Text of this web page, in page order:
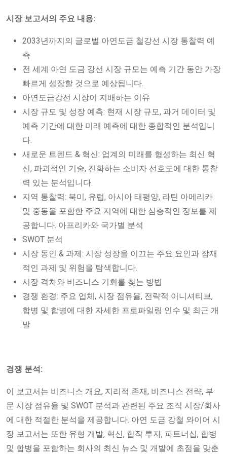
시장 보고서의 주요 내용:
2033년까지의 글로벌 아연도금 철강선 시장 통찰력 예
측
전 세계 아연 도금 강선 시장 규모는 예측 기간 동안 가장
빠르게 성장할 것으로 예상됩니다.
아연도금강선 시장이 지배하는 이유
시장 규모 및 성장 예측: 현재 시장 규모, 과거 데이터 및
예측 기간에 대한 미래 예측에 대한 종합적인 분석입니
다.
새로운 트렌드 & 혁신: 업계의 미래를 형성하는 최신 혁
신, 파괴적인 기술, 진화하는 소비자 선호도에 대한 통찰
력 있는 분석입니다.
지역 통찰력: 북미, 유럽, 아시아 태평양, 라틴 아메리카
및 중동을 포함한 주요 지역에 대한 심층적인 정보를 제
공합니다. 아프리카와 국가별 분석
SWOT 분석
시장 동인 & 과제: 시장 성장을 이끄는 주요 요인과 잠재
적인 과제 및 위험을 탐색합니다.
시장 격차와 비즈니스 기회를 찾는 방법
경쟁 환경: 주요 업체, 시장 점유율, 전략적 이니셔티브,
합병 및 합병에 대한 자세한 프로파일링 인수 및 최근 개
발
경쟁 분석:
이 보고서는 비즈니스 개요, 지리적 존재, 비즈니스 전략, 부
문 시장 점유율 및 SWOT 분석과 관련된 주요 조직 시장/회사
에 대한 적절한 분석을 제공합니다. 아연 도금 강철 와이어 시
장 보고서는 또한 유형 개발, 혁신, 합작 투자, 파트너십, 합병
및 합병을 포함하는 회사의 최신 뉴스 및 개발에 초점을 맞춘